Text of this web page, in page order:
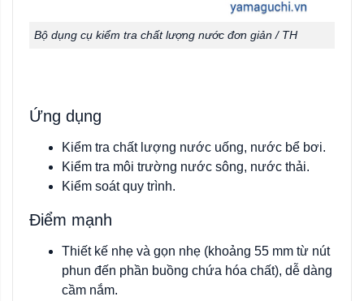
Bộ dụng cụ kiểm tra chất lượng nước đơn giản / TH
Ứng dụng
Kiểm tra chất lượng nước uống, nước bể bơi.
Kiểm tra môi trường nước sông, nước thải.
Kiểm soát quy trình.
Điểm mạnh
Thiết kế nhẹ và gọn nhẹ (khoảng 55 mm từ nút
phun đến phần buồng chứa hóa chất), dễ dàng
cầm nắm.